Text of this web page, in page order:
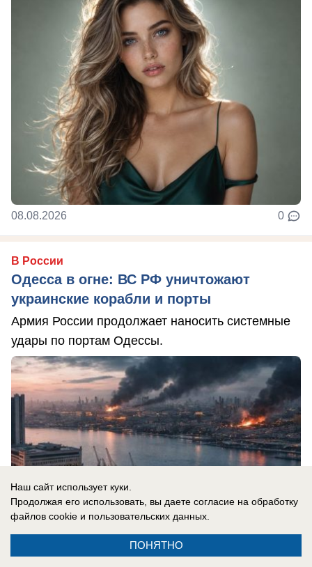
08.08.2026 0
В России
Одесса в огне: ВС РФ уничтожают
украинские корабли и порты
Армия России продолжает наносить системные
удары по портам Одессы.
Наш сайт использует куки.
Продолжая его использовать, вы даете согласие на обработку
файлов cookie и пользовательских данных.
ПОНЯТНО